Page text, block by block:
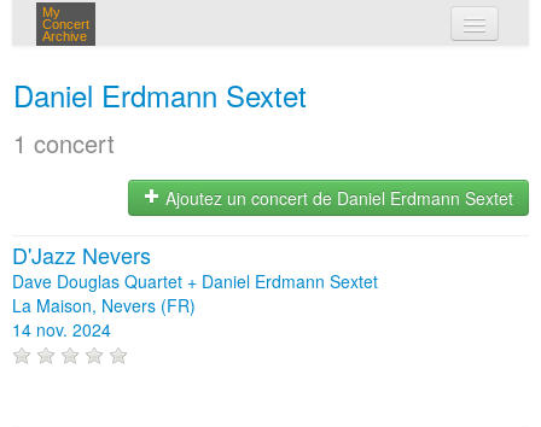
My
Concert
Archive
Daniel Erdmann Sextet
1 concert
Ajoutez un concert de Daniel Erdmann Sextet
D'Jazz Nevers
Dave Douglas Quartet + Daniel Erdmann Sextet
La Maison, Nevers (FR)
14 nov. 2024